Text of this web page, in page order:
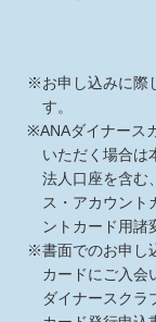
※お申し込みに際
す。
※ANAダイナース
いただく場合は
法人口座を含む
ス・アカウント
ントカード用諸
※書面でのお申し
カードにご入会
ダイナースクラ